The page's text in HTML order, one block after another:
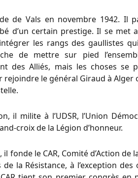
de Vals en novembre 1942. Il
d’un certain prestige. Il se met
les rangs des gaullistes
de mettre sur pied
des Alliés, mais les choses se
rejoindre le général Giraud à
il milite à l’UDSR, l’Union
croix de la Légion d’honneur.
il fonde le CAR, Comité d’Action
de la Résistance, à l’exception